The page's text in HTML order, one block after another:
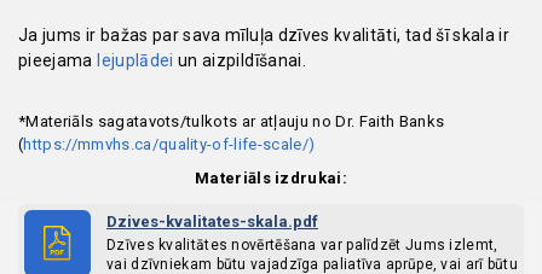
Ja jums ir bažas par sava mīluļa dzīves kvalitāti, tad šī skala ir
pieejama lejuplādeiun aizpildīšanai.
*Materiāls sagatavots/tulkots ar atļauju no Dr. Faith Banks
(https://mmvhs.ca/quality-of-life-scale/)
Materiāls izdrukai:
Dzives-kvalitates-skala.pdf
Dzīves kvalitātes novērtēšana var palīdzēt Jums izlemt,
vai dzīvniekam būtu vajadzīga paliatīva aprūpe, vai arī būtu